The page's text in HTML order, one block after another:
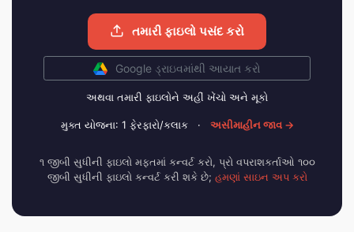
તમારી ફાઇલો પસંદ કરો
Google ડ્રાઇવમાંથી આયાત કરો
અથવા તમારી ફાઇલોને અહીં ખેંચો અને મૂકો
મુક્ત યોજના: 1 ફેરફારો/કલાક · અસીમાહીન જાવ →
૧ જીબી સુધીની ફાઇલો મફતમાં કન્વર્ટ કરો, પ્રો વપરાશકર્તાઓ ૧૦૦
જીબી સુધીની ફાઇલો કન્વર્ટ કરી શકે છે; હમણાં સાઇન અપ કરો